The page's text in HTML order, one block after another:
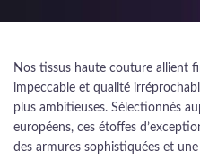
Nos tissus haute couture allient
impeccable et qualité
plus ambitieuses. Sélectionnés
européens, ces étoffes
des armures sophistiquées et